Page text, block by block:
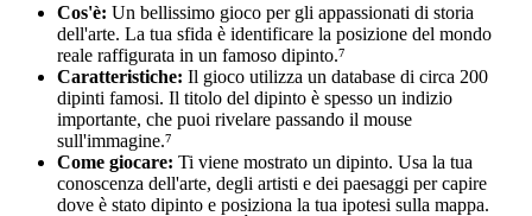
Cos'è: Un bellissimo gioco per gli appassionati di storia
dell'arte. La tua sfida è identificare la posizione del mondo
reale raffigurata in un famoso dipinto.⁷
Caratteristiche: Il gioco utilizza un database di circa 200
dipinti famosi. Il titolo del dipinto è spesso un indizio
importante, che puoi rivelare passando il mouse
sull'immagine.⁷
Come giocare: Ti viene mostrato un dipinto. Usa la tua
conoscenza dell'arte, degli artisti e dei paesaggi per capire
dove è stato dipinto e posiziona la tua ipotesi sulla mappa.